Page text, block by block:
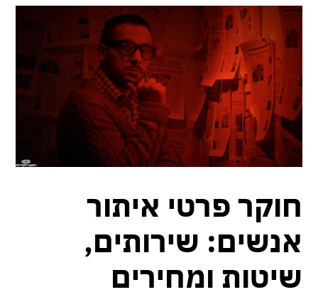
חוקר פרטי איתור
אנשים: שירותים,
שיטות ומחירים